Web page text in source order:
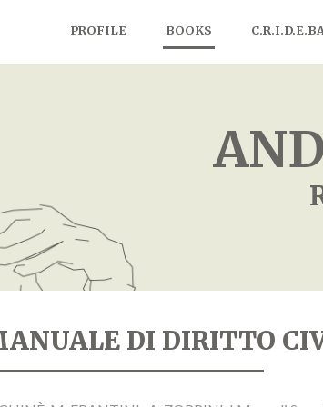
PROFILE BOOKS
DI DIRITTO